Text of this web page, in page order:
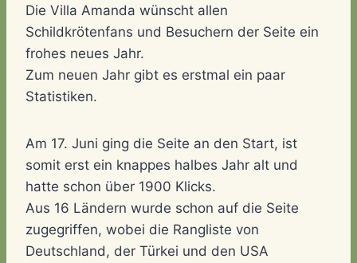
Die Villa Amanda wünscht allen
Schildkrötenfans und Besuchern der Seite ein
frohes neues Jahr.
Zum neuen Jahr gibt es erstmal ein paar
Statistiken.
Am 17. Juni ging die Seite an den Start, ist
somit erst ein knappes halbes Jahr alt und
hatte schon über 1900 Klicks.
Aus 16 Ländern wurde schon auf die Seite
zugegriffen, wobei die Rangliste von
Deutschland, der Türkei und den USA